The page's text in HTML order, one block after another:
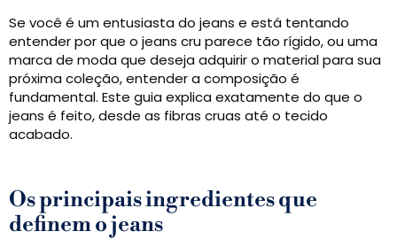
Se você é um entusiasta do jeans e está tentando
entender por que o jeans cru parece tão rígido, ou uma
marca de moda que deseja adquirir o material para sua
próxima coleção, entender a composição é
fundamental. Este guia explica exatamente do que o
jeans é feito, desde as fibras cruas até o tecido
acabado.
Os principais ingredientes que
definem o jeans